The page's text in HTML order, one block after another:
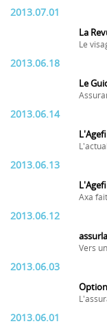
2013.07.01
La
Le
2013.06.18
Le
2013.06.14
L'Agefi
2013.06.13
Axa
2013.06.12
Vers
2013.06.03
2013.06.01